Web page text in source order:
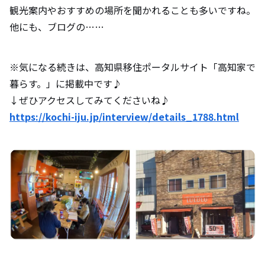
観光案内やおすすめの場所を聞かれることも多いですね。
他にも、ブログの……
※気になる続きは、高知県移住ポータルサイト「高知家で
暮らす。」に掲載中です♪
↓ぜひアクセスしてみてくださいね♪
https://kochi-iju.jp/interview/details_1788.html